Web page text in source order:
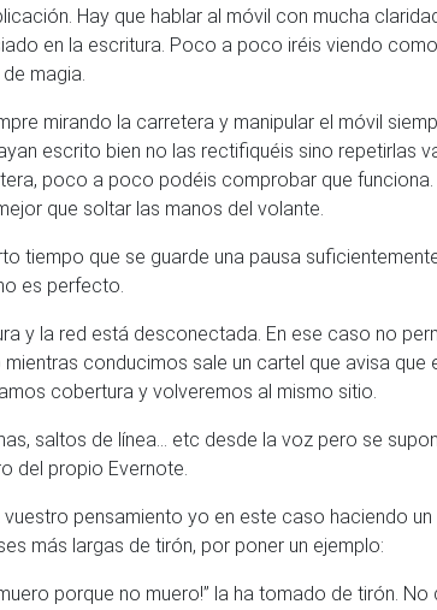
Hay que hablar al móvil con mucha
en la escritura. Poco a poco iréis viendo
magia.
mirando la carretera y manipular el móvil
escrito bien no las rectifiquéis sino repetirlas
poco a poco podéis comprobar que funciona.
que soltar las manos del volante.
tiempo que se guarde una pausa
es perfecto.
y la red está desconectada. En ese caso no
conducimos sale un cartel que avisa que
cobertura y volveremos al mismo sitio.
saltos de línea… etc desde la voz pero se
del propio Evernote.
pensamiento yo en este caso haciendo
más largas de tirón, por poner un ejemplo:
porque no muero!” la ha tomado de tirón. No